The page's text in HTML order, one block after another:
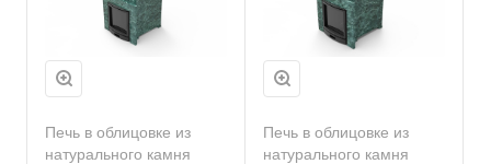
Печь в облицовке из
натурального камня
Печь в облицовке из
натурального камня